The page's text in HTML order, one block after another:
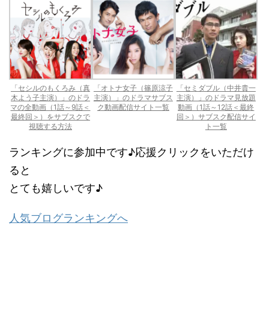
「セシルのもくろみ（真
木よう子主演）」のドラ
マの全動画（1話～9話＜
最終回＞）をサブスクで
視聴する方法
「オトナ女子（篠原涼子
主演）」のドラマサブス
ク動画配信サイト一覧
「セミダブル（中井貴一
主演）」のドラマ見放題
動画（1話～12話＜最終
回＞）サブスク配信サイ
ト一覧
ランキングに参加中です♪応援クリックをいただけ
ると
とても嬉しいです♪
人気ブログランキングへ